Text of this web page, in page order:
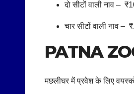
दो सीटों वाली नाव –
चार सीटों वाली नाव
PATNA
मछलीघर में प्रवेश के लिए